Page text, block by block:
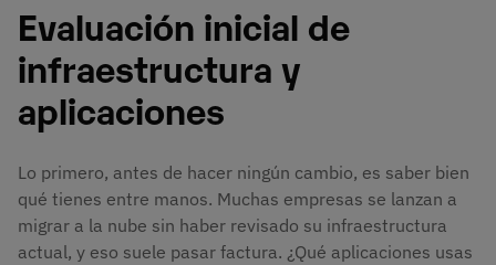
Evaluación inicial de
infraestructura y
aplicaciones
Lo primero, antes de hacer ningún cambio, es saber bien
qué tienes entre manos. Muchas empresas se lanzan a
migrar a la nube sin haber revisado su infraestructura
actual, y eso suele pasar factura. ¿Qué aplicaciones usas